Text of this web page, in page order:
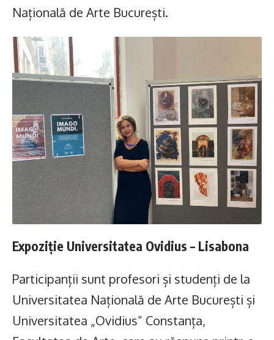
Națională de Arte București.
Expoziție Universitatea Ovidius – Lisabona
Participanții sunt profesori și studenți de la
Universitatea Națională de Arte București și
Universitatea „Ovidius” Constanța,